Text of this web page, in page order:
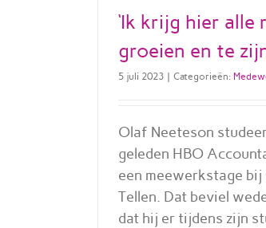
‘Ik krijg hier alle
groeien en te
5 juli 2023 | Categorieën:
Olaf Neeteson
geleden HBO
een meewerkstage
Tellen. Dat beviel
dat hij er tijdens zijn